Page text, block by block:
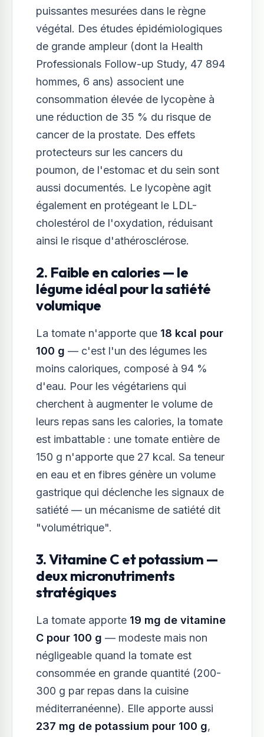
puissantes mesurées dans le règne
végétal. Des études épidémiologiques
de grande ampleur (dont la Health
Professionals Follow-up Study, 47 894
hommes, 6 ans) associent une
consommation élevée de lycopène à
une réduction de 35 % du risque de
cancer de la prostate. Des effets
protecteurs sur les cancers du
poumon, de l'estomac et du sein sont
aussi documentés. Le lycopène agit
également en protégeant le LDL-
cholestérol de l'oxydation, réduisant
ainsi le risque d'athérosclérose.
2. Faible en calories — le
légume idéal pour la satiété
volumique
La tomate n'apporte que 18 kcal pour
100 g — c'est l'un des légumes les
moins caloriques, composé à 94 %
d'eau. Pour les végétariens qui
cherchent à augmenter le volume de
leurs repas sans les calories, la tomate
est imbattable : une tomate entière de
150 g n'apporte que 27 kcal. Sa teneur
en eau et en fibres génère un volume
gastrique qui déclenche les signaux de
satiété — un mécanisme de satiété dit
"volumétrique".
3. Vitamine C et potassium —
deux micronutriments
stratégiques
La tomate apporte 19 mg de vitamine
C pour 100 g — modeste mais non
négligeable quand la tomate est
consommée en grande quantité (200-
300 g par repas dans la cuisine
méditerranéenne). Elle apporte aussi
237 mg de potassium pour 100 g,